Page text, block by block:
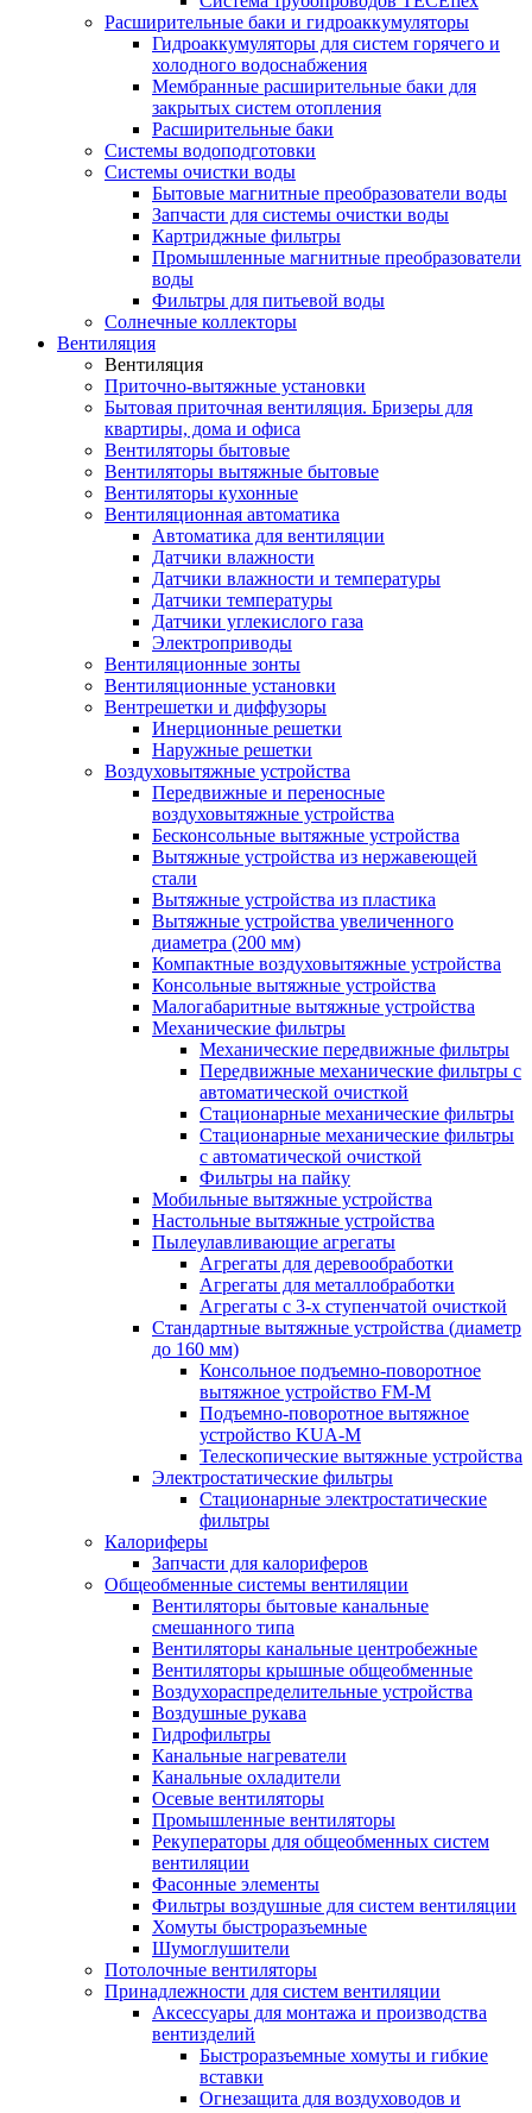
Расширительные баки и гидроаккумуляторы
Гидроаккумуляторы для систем горячего и
холодного водоснабжения
Мембранные расширительные баки для
закрытых систем отопления
Расширительные баки
Системы водоподготовки
Системы очистки воды
Бытовые магнитные преобразователи воды
Запчасти для системы очистки воды
Картриджные фильтры
Промышленные магнитные преобразователи
воды
Фильтры для питьевой воды
Солнечные коллекторы
Вентиляция
Вентиляция
Приточно-вытяжные установки
Бытовая приточная вентиляция. Бризеры для
квартиры, дома и офиса
Вентиляторы бытовые
Вентиляторы вытяжные бытовые
Вентиляторы кухонные
Вентиляционная автоматика
Автоматика для вентиляции
Датчики влажности
Датчики влажности и температуры
Датчики температуры
Датчики углекислого газа
Электроприводы
Вентиляционные зонты
Вентиляционные установки
Вентрешетки и диффузоры
Инерционные решетки
Наружные решетки
Воздуховытяжные устройства
Передвижные и переносные
воздуховытяжные устройства
Бесконсольные вытяжные устройства
Вытяжные устройства из нержавеющей
стали
Вытяжные устройства из пластика
Вытяжные устройства увеличенного
диаметра (200 мм)
Компактные воздуховытяжные устройства
Консольные вытяжные устройства
Малогабаритные вытяжные устройства
Механические фильтры
Механические передвижные фильтры
Передвижные механические фильтры с
автоматической очисткой
Стационарные механические фильтры
Стационарные механические фильтры
с автоматической очисткой
Фильтры на пайку
Мобильные вытяжные устройства
Настольные вытяжные устройства
Пылеулавливающие агрегаты
Агрегаты для деревообработки
Агрегаты для металлобработки
Агрегаты с 3-х ступенчатой очисткой
Стандартные вытяжные устройства (диаметр
до 160 мм)
Консольное подъемно-поворотное
вытяжное устройство FM-M
Подъемно-поворотное вытяжное
устройство KUA-M
Телескопические вытяжные устройства
Электростатические фильтры
Стационарные электростатические
фильтры
Калориферы
Запчасти для калориферов
Общеобменные системы вентиляции
Вентиляторы бытовые канальные
смешанного типа
Вентиляторы канальные центробежные
Вентиляторы крышные общеобменные
Воздухораспределительные устройства
Воздушные рукава
Гидрофильтры
Канальные нагреватели
Канальные охладители
Осевые вентиляторы
Промышленные вентиляторы
Рекуператоры для общеобменных систем
вентиляции
Фасонные элементы
Фильтры воздушные для систем вентиляции
Хомуты быстроразъемные
Шумоглушители
Потолочные вентиляторы
Принадлежности для систем вентиляции
Аксессуары для монтажа и производства
вентизделий
Быстроразъемные хомуты и гибкие
вставки
Огнезащита для воздуховодов и